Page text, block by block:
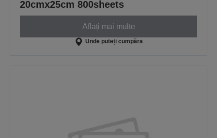
20cmx25cm 800sheets
Aflați mai multe
Unde puteți cumpăra